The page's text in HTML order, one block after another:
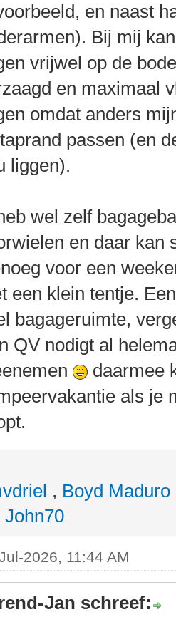
en naast
Bij mij
vrijwel op de
en maximaal
omdat anders
passen (en
liggen).
wel zelf
en daar kan
voor een
een klein tentje.
bagageruimte,
QV nodigt al
daarmee
als je
, Boyd Maduro
John70
2026, 11:44 AM
Jan schreef: